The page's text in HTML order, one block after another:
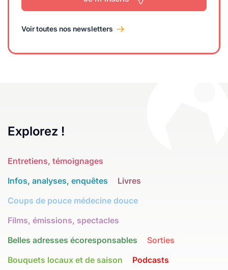
Voir toutes nos newsletters
Explorez !
Entretiens, témoignages
Infos, analyses, enquêtes
Livres
Coups de pouce médecine douce
Films, émissions, spectacles
Belles adresses écoresponsables
Sorties
Bouquets locaux et de saison
Podcasts